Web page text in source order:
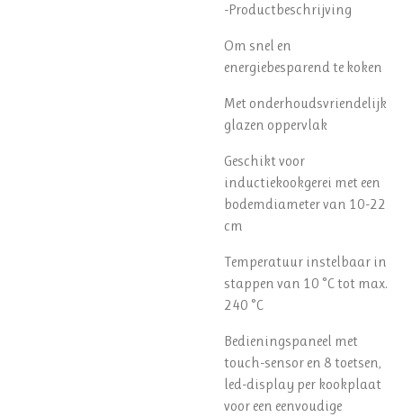
-Productbeschrijving
Om snel en
energiebesparend te koken
Met onderhoudsvriendelijk
glazen oppervlak
Geschikt voor
inductiekookgerei met een
bodemdiameter van 10-22
cm
Temperatuur instelbaar in
stappen van 10 °C tot max.
240 °C
Bedieningspaneel met
touch-sensor en 8 toetsen,
led-display per kookplaat
voor een eenvoudige